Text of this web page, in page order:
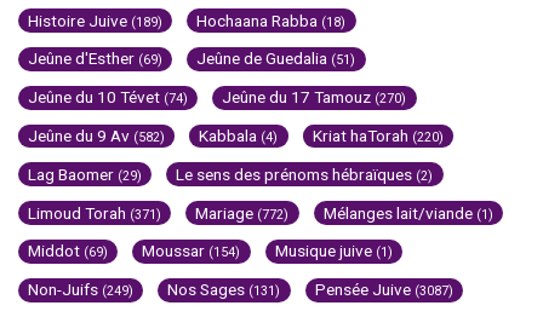
Histoire Juive (189) Hochaana Rabba (18)
Jeûne d'Esther (69) Jeûne de Guedalia (51)
Jeûne du 10 Tévet (74) Jeûne du 17 Tamouz (270)
Jeûne du 9 Av (582) Kabbala (4) Kriat haTorah (220)
Lag Baomer (29) Le sens des prénoms hébraïques (2)
Limoud Torah (371) Mariage (772) Mélanges lait/viande (1)
Middot (69) Moussar (154) Musique juive (1)
Non-Juifs (249) Nos Sages (131) Pensée Juive (3087)